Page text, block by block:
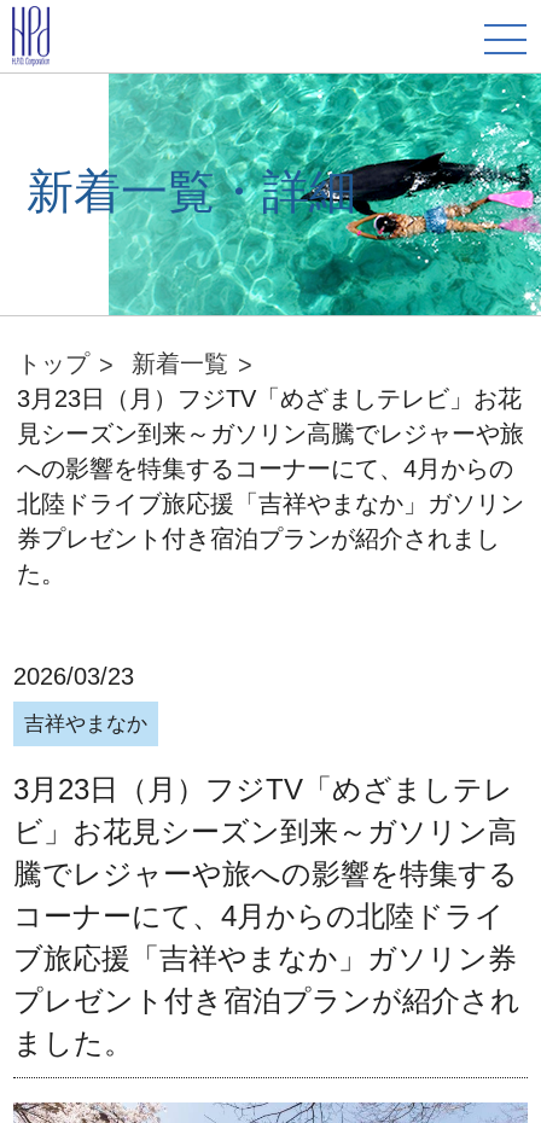
新着一覧・詳細
トップ
新着一覧
3月23日（月）フジTV「めざましテレビ」お花
見シーズン到来～ガソリン高騰でレジャーや旅
への影響を特集するコーナーにて、4月からの
北陸ドライブ旅応援「吉祥やまなか」ガソリン
券プレゼント付き宿泊プランが紹介されまし
た。
2026/03/23
吉祥やまなか
3月23日（月）フジTV「めざましテレ
ビ」お花見シーズン到来～ガソリン高
騰でレジャーや旅への影響を特集する
コーナーにて、4月からの北陸ドライ
ブ旅応援「吉祥やまなか」ガソリン券
プレゼント付き宿泊プランが紹介され
ました。